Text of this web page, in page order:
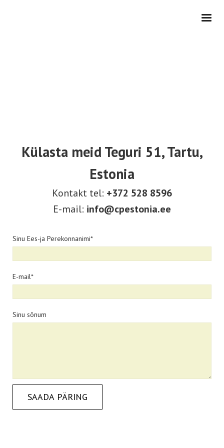
Külasta meid Teguri 51, Tartu,
Estonia
Kontakt tel: +372 528 8596
E-mail: info@cpestonia.ee
Sinu Ees-ja Perekonnanimi
E-mail
Sinu sõnum